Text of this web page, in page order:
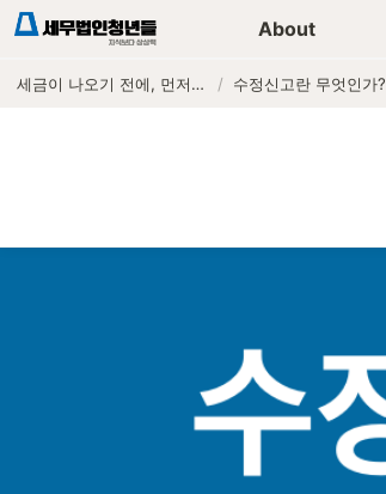
About
세금이 나오기 전에, 먼저 연락하는 세무법인 / 수정신고란 무엇인가?
세무가이드 콘텐츠